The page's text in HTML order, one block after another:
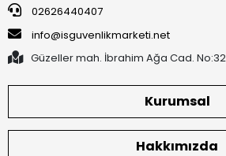
02626440407
info@isguvenlikmarketi.net
Güzeller mah. İbrahim Ağa Cad.
Kurumsal
Hakkımızda